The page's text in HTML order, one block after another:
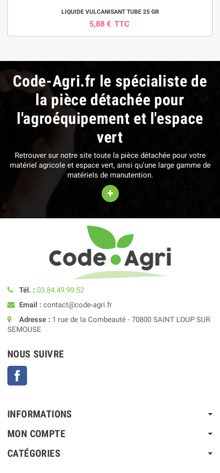
LIQUIDE VULCANISANT TUBE 25 GR
5,88 € TTC
Code-Agri.fr le spécialiste de
la pièce détachée pour
l'agroéquipement et l'espace
vert
Retrouver sur notre site toute la pièce détachée pour votre
matériel agricole et espace vert, ainsi qu'une large gamme de
matériels de manutention.
+
Tél. : 03.84.49.99.52
Email : contact@code-agri.fr
Adresse : 1 rue de la Combeauté - 70800 SAINT LOUP SUR
SEMOUSE
NOUS SUIVRE
INFORMATIONS
MON COMPTE
CATÉGORIES